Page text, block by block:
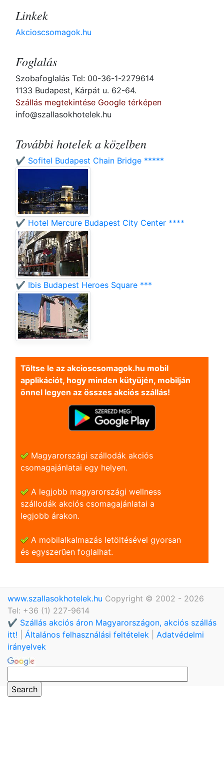
Linkek
Akcioscsomagok.hu
Foglalás
Szobafoglalás Tel: 00-36-1-2279614
1133 Budapest, Kárpát u. 62-64.
Szállás megtekintése Google térképen
info@szallasokhotelek.hu
További hotelek a közelben
✔️ Sofitel Budapest Chain Bridge *****
✔️ Hotel Mercure Budapest City Center ****
✔️ Ibis Budapest Heroes Square ***
Töltse le az akcioscsomagok.hu mobil
applikációt, hogy minden kütyüjén, mobilján
önnel legyen az összes akciós szállás!
Magyarországi szállodák akciós
csomagajánlatai egy helyen.
A legjobb magyarországi wellness
szállodák akciós csomagajánlatai a
legjobb árakon.
A mobilalkalmazás letöltésével gyorsan
és egyszerũen foglalhat.
www.szallasokhotelek.hu Copyright © 2002 - 2026
Tel: +36 (1) 227-9614
✔️ Szállás akciós áron Magyarországon, akciós szállás
itt!
Általános felhasználási feltételek
Adatvédelmi
irányelvek